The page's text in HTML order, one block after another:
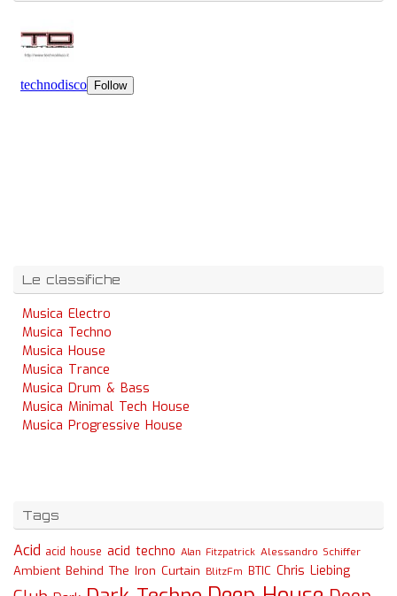
Le classifiche
Musica Electro
Musica Techno
Musica House
Musica Trance
Musica Drum & Bass
Musica Minimal Tech House
Musica Progressive House
Tags
Acid acid house acid techno Alan Fitzpatrick Alessandro Schiffer
Ambient Behind The Iron Curtain BlitzFm BTIC Chris Liebing